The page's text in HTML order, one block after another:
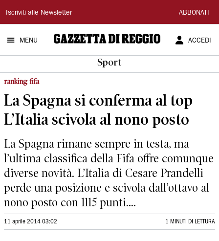
Gazzetta
di
Reggio
Iscriviti alle Newsletter ABBONATI
MENU ACCEDI
Sport
ranking fifa
La Spagna si conferma al top
L’Italia scivola al nono posto
La Spagna rimane sempre in testa, ma
l’ultima classifica della Fifa offre comunque
diverse novità. L’Italia di Cesare Prandelli
perde una posizione e scivola dall’ottavo al
nono posto con 1115 punti....
11 aprile 2014 03:02 1 MINUTI DI LETTURA